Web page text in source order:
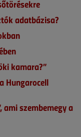
adatbázisa?
kamara?”
Hungarocell
ami szembemegy a